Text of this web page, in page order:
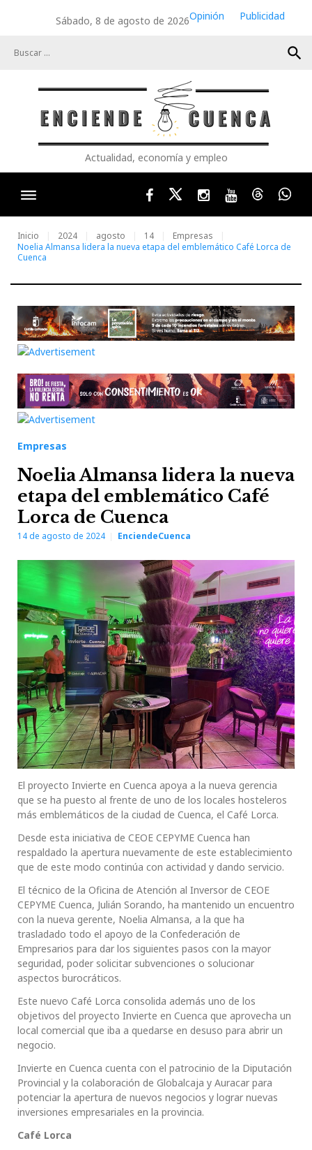
Sábado, 8 de agosto de 2026Opinión
Publicidad
search
Actualidad, economía y empleo
FacebookTwitterInstagram
YoutubeThreads
Inicio 2024 agosto 14
Empresas
Noelia Almansa lidera la nueva etapa del emblemático Café Lorca de
Cuenca
Empresas
Noelia Almansa lidera la nueva
etapa del emblemático Café
Lorca de Cuenca
14 de agosto de 2024 EnciendeCuenca
El proyecto Invierte en Cuenca apoya a la nueva gerencia
que se ha puesto al frente de uno de los locales hosteleros
más emblemáticos de la ciudad de Cuenca, el Café Lorca.
Desde esta iniciativa de CEOE CEPYME Cuenca han
respaldado la apertura nuevamente de este establecimiento
que de este modo continúa con actividad y dando servicio.
El técnico de la Oficina de Atención al Inversor de CEOE
CEPYME Cuenca, Julián Sorando, ha mantenido un encuentro
con la nueva gerente, Noelia Almansa, a la que ha
trasladado todo el apoyo de la Confederación de
Empresarios para dar los siguientes pasos con la mayor
seguridad, poder solicitar subvenciones o solucionar
aspectos burocráticos.
Este nuevo Café Lorca consolida además uno de los
objetivos del proyecto Invierte en Cuenca que aprovecha un
local comercial que iba a quedarse en desuso para abrir un
negocio.
Invierte en Cuenca cuenta con el patrocinio de la Diputación
Provincial y la colaboración de Globalcaja y Auracar para
potenciar la apertura de nuevos negocios y lograr nuevas
inversiones empresariales en la provincia.
Café Lorca